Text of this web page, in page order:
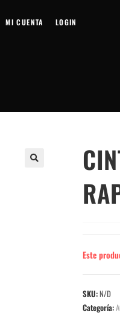
MI CUENTA LOGIN
Este
SKU:N/D
Categoría: